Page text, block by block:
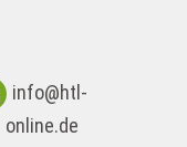
info@htl-
online.de